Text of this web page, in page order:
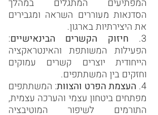
המפתיעים המתגלים במהלך
הסדנאות מעוררים השראה ומגבירים
את היצירתיות בארגון.
3.
חיזוק הקשרים הבינאישיים:
הפעילות המשותפת והאינטראקציה
הייחודית יוצרים קשרים עמוקים
וחזקים בין המשתתפים.
4. העצמת הפרט והצוות: המשתתפים
מפתחים ביטחון עצמי והערכה עצמית,
התורמים לשיפור המוטיבציה